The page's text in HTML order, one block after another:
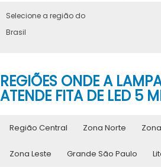
Selecione a região do
Brasil
REGIÕES ONDE A
ATENDE FITA DE LED 5
Região Central Zona Norte
Zona Leste Grande São Paulo